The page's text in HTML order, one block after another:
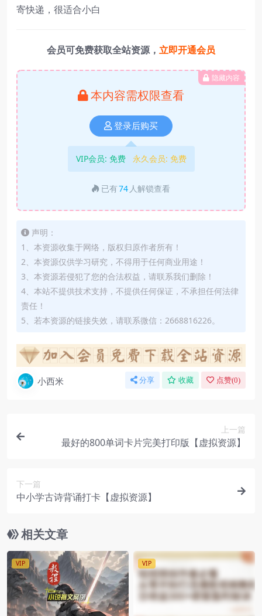
寄快递，很适合小白
会员可免费获取全站资源， 立即开通会员
隐藏内容
本内容需权限查看
登录后购买
VIP会员: 免费 永久会员: 免费
已有74 人解锁查看
声明：
1、本资源收集于网络，版权归原作者所有！
2、本资源仅供学习研究，不得用于任何商业用途！
3、本资源若侵犯了您的合法权益，请联系我们删除！
4、本站不提供技术支持，不提供任何保证，不承担任何法律
责任！
5、若本资源的链接失效，请联系微信：2668816226。
小西米 分享 收藏 点赞(0)
上一篇
最好的800单词卡片完美打印版【虚拟资源】
下一篇
中小学古诗背诵打卡【虚拟资源】
相关文章
VIP VIP